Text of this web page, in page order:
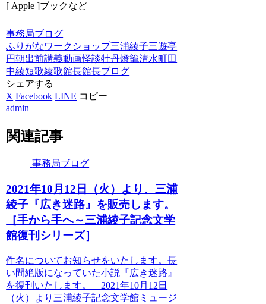
[ Apple ]ブックなど
事務局ブログ
ふりがなワークショップ三浦綾子三遊亭
円朝出前講義動画怪談牡丹燈籠清水町田
中綾短歌綾歌館長館長ブログ
シェアする
X Facebook LINE コピー
admin
関連記事
事務局ブログ
2021年10月12日（火）より、三浦
綾子『広き迷路』を販売します。
［手から手へ～三浦綾子記念文学
館復刊シリーズ］
件名についてお知らせをいたします。長
い間絶版になっていた小説『広き迷路』
を復刊いたします。 2021年10月12日
（火）より三浦綾子記念文学館ミュージ